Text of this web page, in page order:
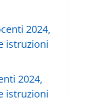
2024,
istruzioni